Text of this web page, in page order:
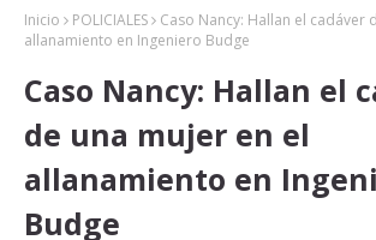
Inicio POLICIALES
Caso Nancy: Hallan el cadáver
allanamiento en Ingeniero Budge
Caso Nancy: Hallan el
de una mujer en el
allanamiento en
Budge